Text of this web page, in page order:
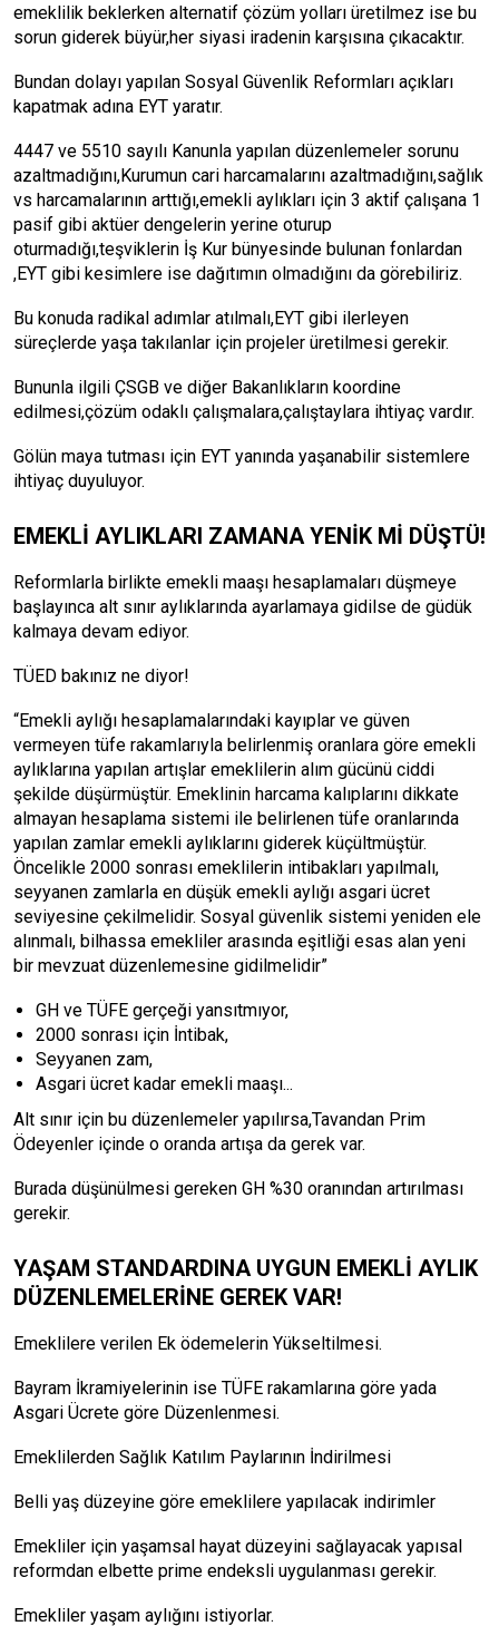
emeklilik beklerken alternatif çözüm yolları üretilmez ise bu
sorun giderek büyür,her siyasi iradenin karşısına çıkacaktır.
Bundan dolayı yapılan Sosyal Güvenlik Reformları açıkları
kapatmak adına EYT yaratır.
4447 ve 5510 sayılı Kanunla yapılan düzenlemeler sorunu
azaltmadığını,Kurumun cari harcamalarını azaltmadığını,sağlık
vs harcamalarının arttığı,emekli aylıkları için 3 aktif çalışana 1
pasif gibi aktüer dengelerin yerine oturup
oturmadığı,teşviklerin İş Kur bünyesinde bulunan fonlardan
,EYT gibi kesimlere ise dağıtımın olmadığını da görebiliriz.
Bu konuda radikal adımlar atılmalı,EYT gibi ilerleyen
süreçlerde yaşa takılanlar için projeler üretilmesi gerekir.
Bununla ilgili ÇSGB ve diğer Bakanlıkların koordine
edilmesi,çözüm odaklı çalışmalara,çalıştaylara ihtiyaç vardır.
Gölün maya tutması için EYT yanında yaşanabilir sistemlere
ihtiyaç duyuluyor.
EMEKLİ AYLIKLARI ZAMANA YENİK Mİ DÜŞTÜ!
Reformlarla birlikte emekli maaşı hesaplamaları düşmeye
başlayınca alt sınır aylıklarında ayarlamaya gidilse de güdük
kalmaya devam ediyor.
TÜED bakınız ne diyor!
“Emekli aylığı hesaplamalarındaki kayıplar ve güven
vermeyen tüfe rakamlarıyla belirlenmiş oranlara göre emekli
aylıklarına yapılan artışlar emeklilerin alım gücünü ciddi
şekilde düşürmüştür. Emeklinin harcama kalıplarını dikkate
almayan hesaplama sistemi ile belirlenen tüfe oranlarında
yapılan zamlar emekli aylıklarını giderek küçültmüştür.
Öncelikle 2000 sonrası emeklilerin intibakları yapılmalı,
seyyanen zamlarla en düşük emekli aylığı asgari ücret
seviyesine çekilmelidir. Sosyal güvenlik sistemi yeniden ele
alınmalı, bilhassa emekliler arasında eşitliği esas alan yeni
bir mevzuat düzenlemesine gidilmelidir”
GH ve TÜFE gerçeği yansıtmıyor,
2000 sonrası için İntibak,
Seyyanen zam,
Asgari ücret kadar emekli maaşı...
Alt sınır için bu düzenlemeler yapılırsa,Tavandan Prim
Ödeyenler içinde o oranda artışa da gerek var.
Burada düşünülmesi gereken GH %30 oranından artırılması
gerekir.
YAŞAM STANDARDINA UYGUN EMEKLİ AYLIK
DÜZENLEMELERİNE GEREK VAR!
Emeklilere verilen Ek ödemelerin Yükseltilmesi.
Bayram İkramiyelerinin ise TÜFE rakamlarına göre yada
Asgari Ücrete göre Düzenlenmesi.
Emeklilerden Sağlık Katılım Paylarının İndirilmesi
Belli yaş düzeyine göre emeklilere yapılacak indirimler
Emekliler için yaşamsal hayat düzeyini sağlayacak yapısal
reformdan elbette prime endeksli uygulanması gerekir.
Emekliler yaşam aylığını istiyorlar.